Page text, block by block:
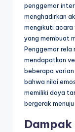
penggemar
menghadirkan
mengikuti
yang membuat
Penggemar rela
mendapatkan
beberapa varian
bahwa nilai
memiliki daya
bergerak